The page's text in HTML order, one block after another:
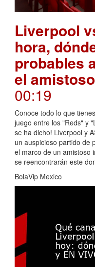
Liverpool
hora,
probables
el
00:19
Conoce todo lo que
juego entre los "Reds" y
se ha dicho! Liverpool y
un auspicioso partido de
el marco de un amistoso
se reencontrarán este
BolaVip Mexico